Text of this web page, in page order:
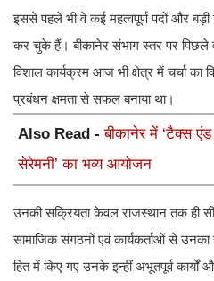
इससे पहले भी वे कई महत्वपूर्ण पदों और बड़ी
कर चुके हैं। बीकानेर संभाग स्तर पर पिछले
विशाल कार्यक्रम आज भी क्षेत्र में चर्चा
प्रबंधन क्षमता से सफल बनाया था।
Also Read -बीकानेर में ‘टैक्स
सेरेमनी’ का भव्य आयोजन
उनकी सक्रियता केवल राजस्थान तक ही
सामाजिक संगठनों एवं कार्यकर्ताओं से
हित में किए गए उनके इन्हीं अभूतपूर्व